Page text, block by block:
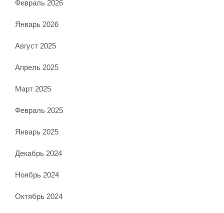
Февраль 2026
Январь 2026
Август 2025
Апрель 2025
Март 2025
Февраль 2025
Январь 2025
Декабрь 2024
Ноябрь 2024
Октябрь 2024